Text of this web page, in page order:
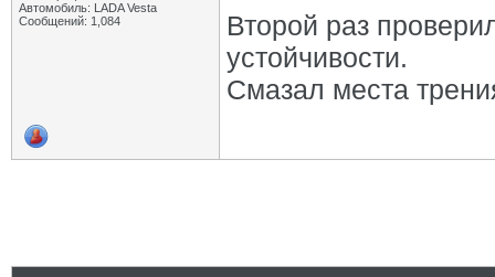
Автомобиль: LADA Vesta
Сообщений: 1,084
Второй раз
устойчивости.
Смазал места